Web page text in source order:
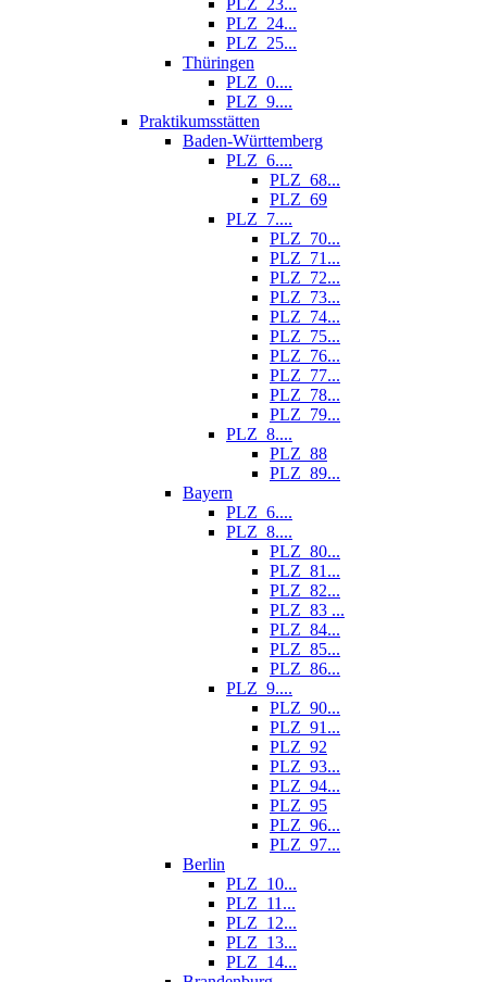
PLZ_24...
PLZ_25...
Thüringen
PLZ_0....
PLZ_9....
Praktikumsstätten
Baden-Württemberg
PLZ_6....
PLZ_68...
PLZ_69
PLZ_7....
PLZ_70...
PLZ_71...
PLZ_72...
PLZ_73...
PLZ_74...
PLZ_75...
PLZ_76...
PLZ_77...
PLZ_78...
PLZ_79...
PLZ_8....
PLZ_88
PLZ_89...
Bayern
PLZ_6....
PLZ_8....
PLZ_80...
PLZ_81...
PLZ_82...
PLZ_83 ...
PLZ_84...
PLZ_85...
PLZ_86...
PLZ_9....
PLZ_90...
PLZ_91...
PLZ_92
PLZ_93...
PLZ_94...
PLZ_95
PLZ_96...
PLZ_97...
Berlin
PLZ_10...
PLZ_11...
PLZ_12...
PLZ_13...
PLZ_14...